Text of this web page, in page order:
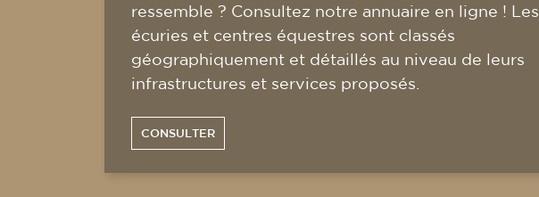
ressemble ? Consultez notre annuaire en ligne ! Les
écuries et centres équestres sont classés
géographiquement et détaillés au niveau de leurs
infrastructures et services proposés.
CONSULTER